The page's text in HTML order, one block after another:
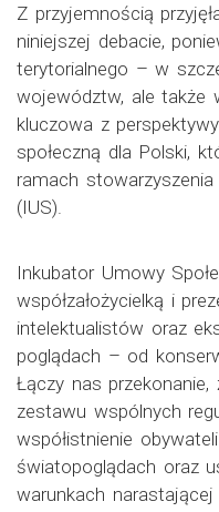
Z przyjemnością
niniejszej debacie,
terytorialnego – w
województw, ale także
kluczowa z
społeczną dla Polski,
ramach
(IUS).
Inkubator Umowy
współzałożycielką i
intelektualistów oraz
poglądach – od
Łączy nas
zestawu wspólnych
współistnienie
światopoglądach oraz
warunkach